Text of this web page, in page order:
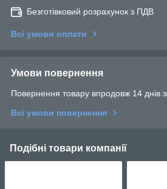
Безготівковий розрахунок з ПДВ
Всі умови оплати
Умови повернення
Повернення товару впродовж 14 днів
Всі умови повернення
Подібні товари компанії